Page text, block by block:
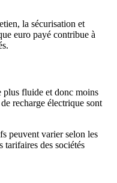
la sécurisation et
euro payé contribue à
plus fluide et donc moins
recharge électrique sont
peuvent varier selon les
des sociétés